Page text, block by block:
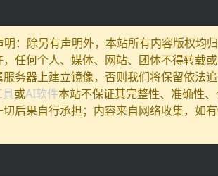
：除另有声明外，本站所有内容版权均
，任何个人、媒体、网站、团体不得转载
务器上建立镜像，否则我们将保留依法追
或AI软件本站不保证其完整性、准确性
后果自行承担；内容来自网络收集，如